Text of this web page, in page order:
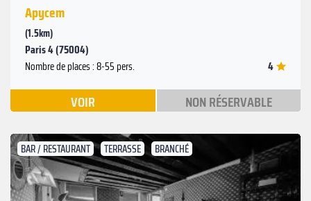
Apycem
(1.5km)
Paris 4 (75004)
Nombre de places : 8-55 pers. 4
VOIR NON RÉSERVABLE
BAR / RESTAURANT TERRASSE BRANCHÉ